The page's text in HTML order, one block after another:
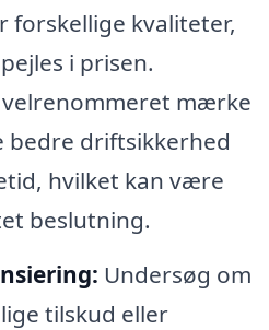
kvaliteter,
i prisen.
mærke
bedre driftsikkerhed
hvilket kan være
beslutning.
Undersøg om
tilskud eller